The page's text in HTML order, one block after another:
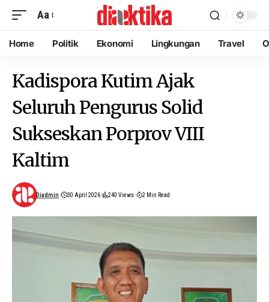
Aa
Home Politik Ekonomi Lingkungan Travel
Kadispora Kutim Ajak
Seluruh Pengurus Solid
Sukseskan Porprov VIII
Kaltim
Diadmin 30 April 2026 240 Views 2 Min Read